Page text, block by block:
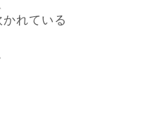
かれている